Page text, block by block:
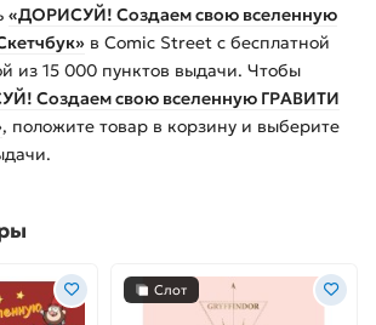
«ДОРИСУЙ! Создаем свою вселенную
в Comic Street с бесплатной
из 15 000 пунктов выдачи. Чтобы
Создаем свою вселенную ГРАВИТИ
, положите товар в корзину и выберите
Слот